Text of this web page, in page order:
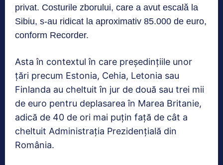
privat. Costurile zborului, care a avut escală la
Sibiu, s-au ridicat la aproximativ 85.000 de euro,
conform Recorder.
Asta în contextul în care președințiile unor
țări precum Estonia, Cehia, Letonia sau
Finlanda au cheltuit în jur de două sau trei mii
de euro pentru deplasarea în Marea Britanie,
adică de 40 de ori mai puțin față de cât a
cheltuit Administrația Prezidențială din
România.